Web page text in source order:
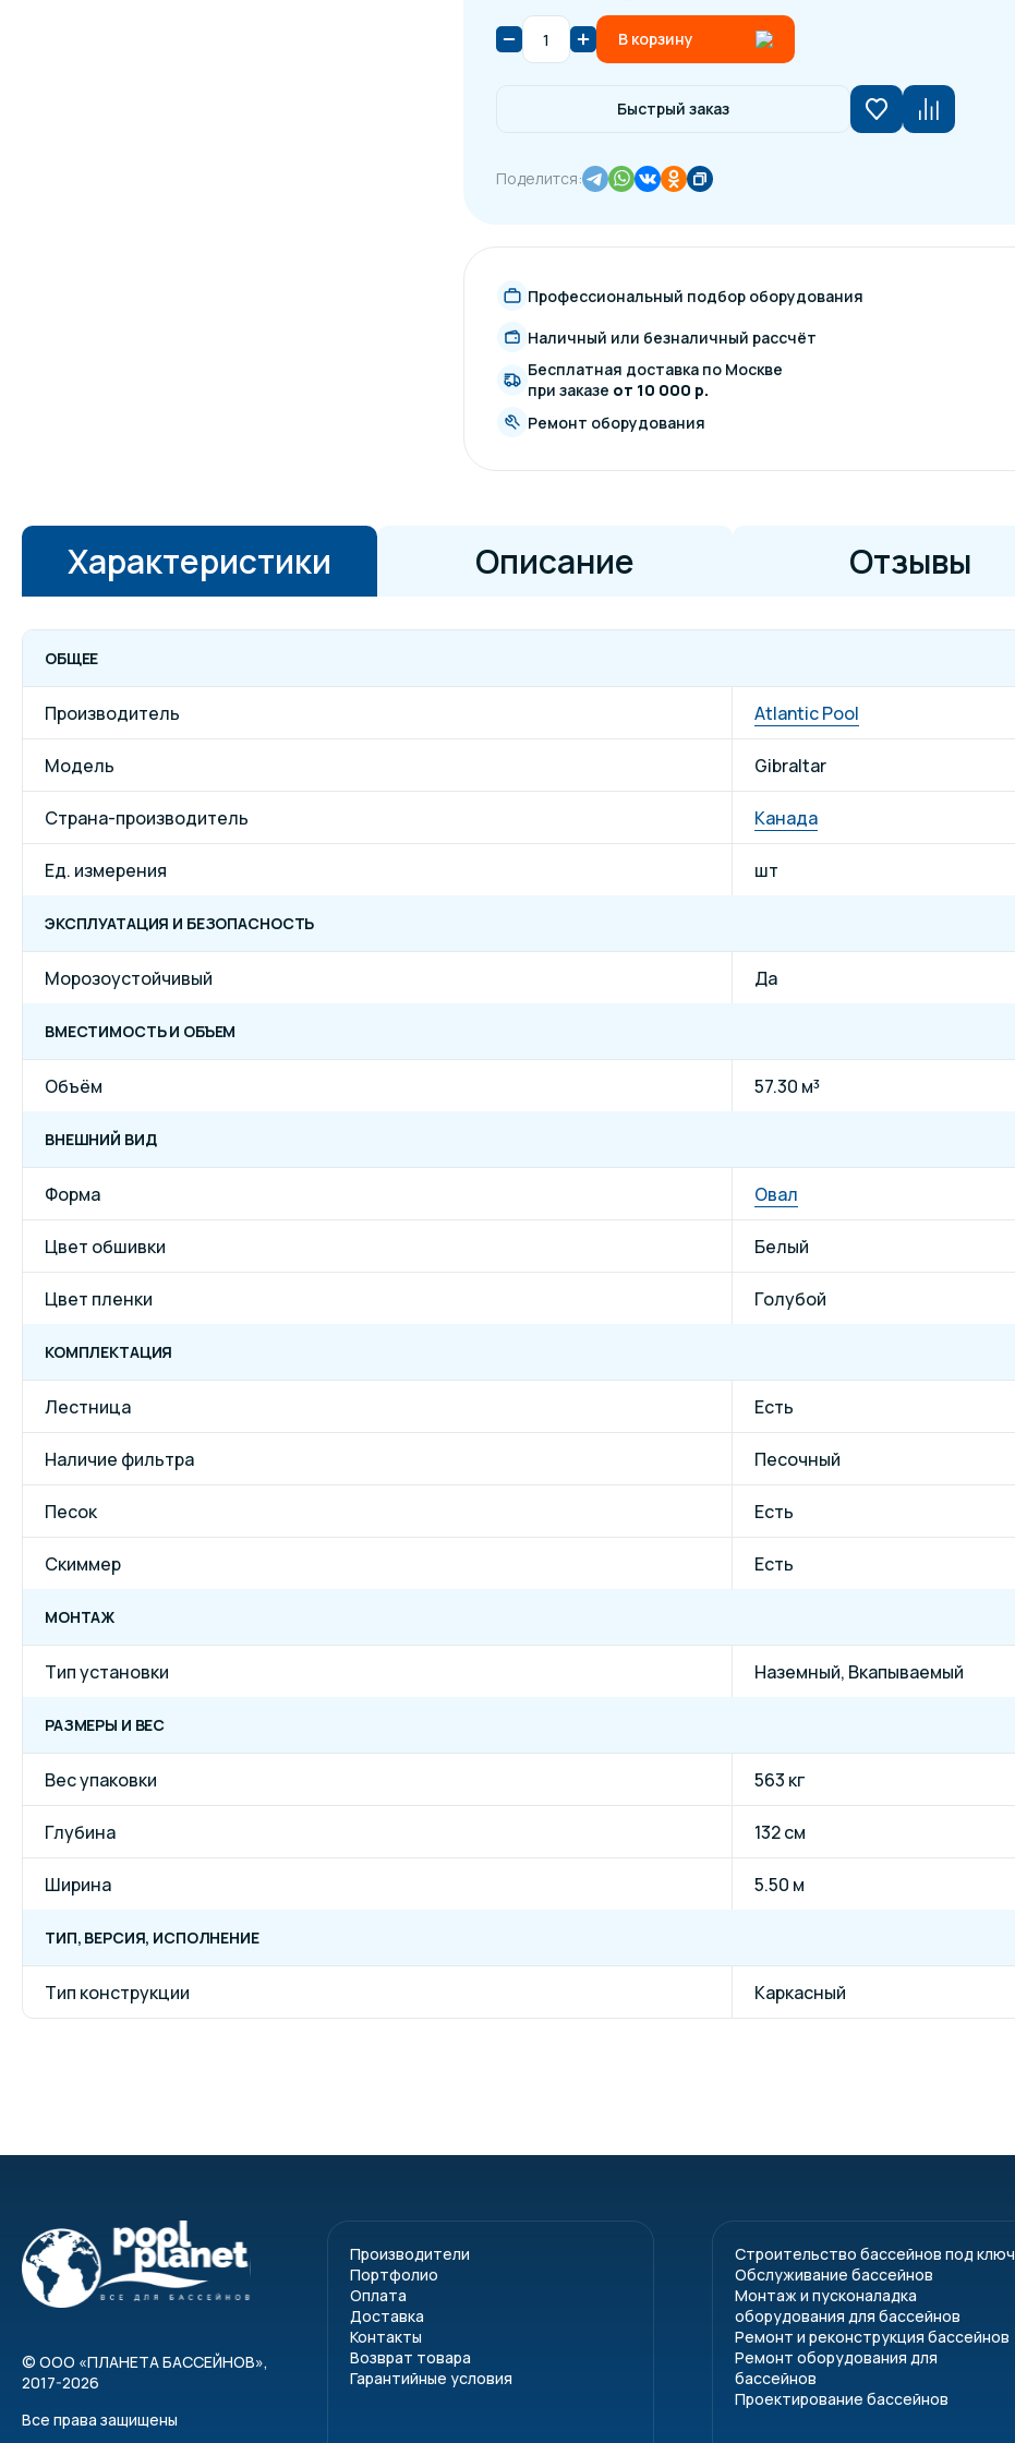
В корзину
Быстрый заказ
Поделится:
Профессиональный подбор оборудования
Наличный или безналичный рассчёт
Бесплатная доставка по Москве
при заказе от 10 000 р.
Ремонт оборудования
Характеристики Описание Отзывы
ОБЩЕЕ
Производитель Atlantic Pool
Модель Gibraltar
Страна-производитель Канада
Ед. измерения шт
ЭКСПЛУАТАЦИЯ И БЕЗОПАСНОСТЬ
Морозоустойчивый Да
ВМЕСТИМОСТЬ И ОБЪЕМ
Объём 57.30 м³
ВНЕШНИЙ ВИД
Форма Овал
Цвет обшивки Белый
Цвет пленки Голубой
КОМПЛЕКТАЦИЯ
Лестница Есть
Наличие фильтра Песочный
Песок Есть
Скиммер Есть
МОНТАЖ
Тип установки Наземный, Вкапываемый
РАЗМЕРЫ И ВЕС
Вес упаковки 563 кг
Глубина 132 см
Ширина 5.50 м
ТИП, ВЕРСИЯ, ИСПОЛНЕНИЕ
Тип конструкции Каркасный
© ООО «ПЛАНЕТА БАССЕЙНОВ»,
2017-2026
Все права защищены
Производители
Портфолио
Оплата
Доставка
Контакты
Возврат товара
Гарантийные условия
Строительство бассейнов под ключ
Обслуживание бассейнов
Монтаж и пусконаладка
оборудования для бассейнов
Ремонт и реконструкция бассейнов
Ремонт оборудования для
бассейнов
Проектирование бассейнов